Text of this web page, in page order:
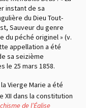
instant de sa
du Dieu Tout-
Sauveur du genre
du péché originel » (v.
appellation a été
sa seizième
le 25 mars 1858.
Vierge Marie a été
XII dans la constitution
de l’Église